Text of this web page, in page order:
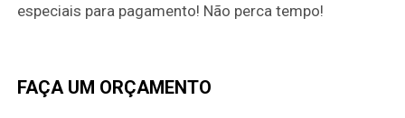
especiais para pagamento! Não perca tempo!
FAÇA UM ORÇAMENTO